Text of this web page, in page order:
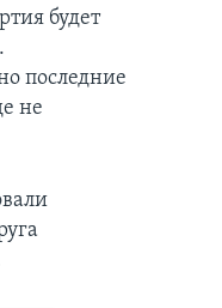
будет
последние
не